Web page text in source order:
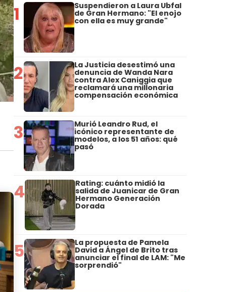
1 Suspendieron a Laura Ubfal
de Gran Hermano: "El enojo
con ella es muy grande"
2 La Justicia desestimó una
denuncia de Wanda Nara
contra Alex Caniggia que
reclamará una millonaria
compensación económica
3 Murió Leandro Rud, el
icónico representante de
modelos, a los 51 años: qué
pasó
4 Rating: cuánto midió la
salida de Juanicar de Gran
Hermano Generación
Dorada
5 La propuesta de Pamela
David a Ángel de Brito tras
anunciar el final de LAM: "Me
sorprendió"